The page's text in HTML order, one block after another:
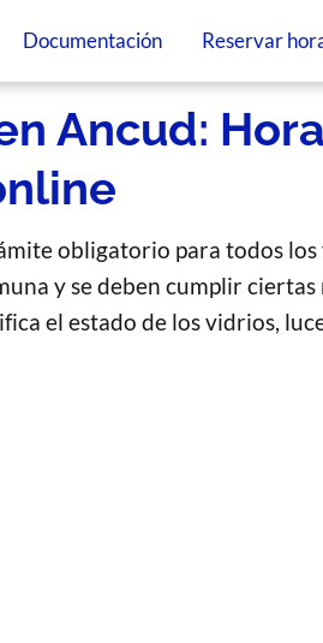
Documentación Reservar
Ancud:
obligatorio para todos
y se deben cumplir
el estado de los vidrios,